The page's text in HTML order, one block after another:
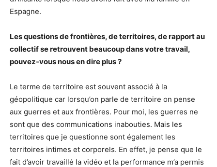
Espagne.
Les questions de frontières, de territoires, de rapport au
collectif se retrouvent beaucoup dans votre travail,
pouvez-vous nous en dire plus ?
Le terme de territoire est souvent associé à la
géopolitique car lorsqu’on parle de territoire on pense
aux guerres et aux frontières. Pour moi, les guerres ne
sont que des communications inabouties. Mais les
territoires que je questionne sont également les
territoires intimes et corporels. En effet, je pense que le
fait d’avoir travaillé la vidéo et la performance m’a permis